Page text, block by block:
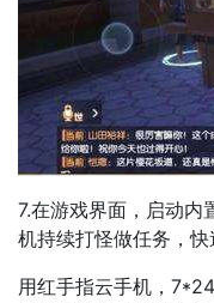
7.在游戏界面，启动
机持续打怪做任务，快
用红手指云手机，